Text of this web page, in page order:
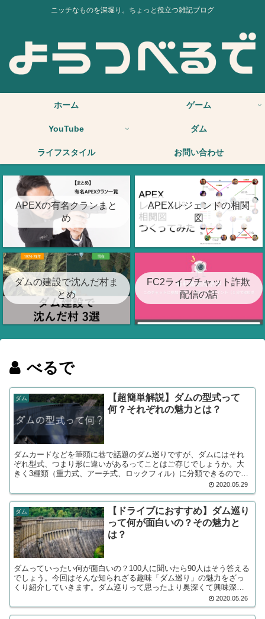
ニッチなものを深堀り。ちょっと役立つ雑記ブログ
ホーム ゲーム
YouTube ダム
ライフスタイル お問い合わせ
APEXの有名クランまと
め
APEXレジェンドの相関
図
ダムの建設で沈んだ村ま
とめ
FC2ライブチャット詐欺
配信の話
べるで
ダム
【超簡単解説】ダムの型式って
何？それぞれの魅力とは？
ダムカードなどを筆頭に巷で話題のダム巡りですが、ダムにはそれ
ぞれ型式、つまり形に違いがあるってことはご存じでしょうか。大
きく3種類（重力式、アーチ式、ロックフィル）に分類できるのです
が、今回はそれぞれを誰にでもわかりやすく簡単に紹介していきま
す！
2020.05.29
ダム
【ドライブにおすすめ】ダム巡り
って何が面白いの？その魅力と
は？
ダムっていったい何が面白いの？100人に聞いたら90人はそう答える
でしょう。今回はそんな知られざる趣味「ダム巡り」の魅力をざっ
くり紹介していきます。ダム巡りって思ったより奥深くて興味深い
2020.05.26